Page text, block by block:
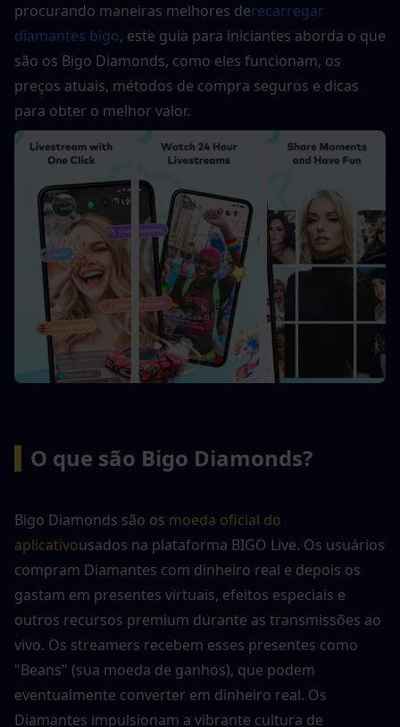
procurando maneiras melhores derecarregar
diamantes bigo, este guia para iniciantes aborda o que
são os Bigo Diamonds, como eles funcionam, os
preços atuais, métodos de compra seguros e dicas
para obter o melhor valor.
O que são Bigo Diamonds?
Bigo Diamonds são os moeda oficial do
aplicativousados na plataforma BIGO Live. Os usuários
compram Diamantes com dinheiro real e depois os
gastam em presentes virtuais, efeitos especiais e
outros recursos premium durante as transmissões ao
vivo. Os streamers recebem esses presentes como
"Beans" (sua moeda de ganhos), que podem
eventualmente converter em dinheiro real. Os
Diamantes impulsionam a vibrante cultura de